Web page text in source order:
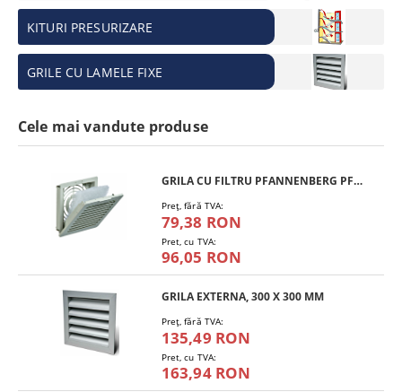
KITURI PRESURIZARE
GRILE CU LAMELE FIXE
Cele mai vandute produse
GRILA CU FILTRU PFANNENBERG PFA 10.000
Preţ, fără TVA:
79,38 RON
Pret, cu TVA:
96,05 RON
GRILA EXTERNA, 300 X 300 MM
Preţ, fără TVA:
135,49 RON
Pret, cu TVA:
163,94 RON